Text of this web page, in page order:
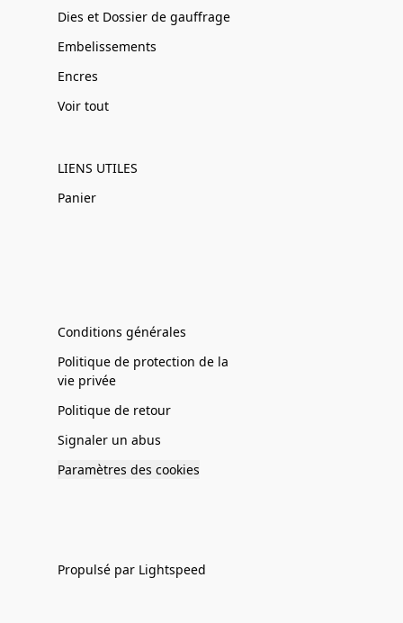
Dies et Dossier de gauffrage
Embelissements
Encres
Voir tout
LIENS UTILES
Panier
Conditions générales
Politique de protection de la
vie privée
Politique de retour
Signaler un abus
Paramètres des cookies
Propulsé par Lightspeed